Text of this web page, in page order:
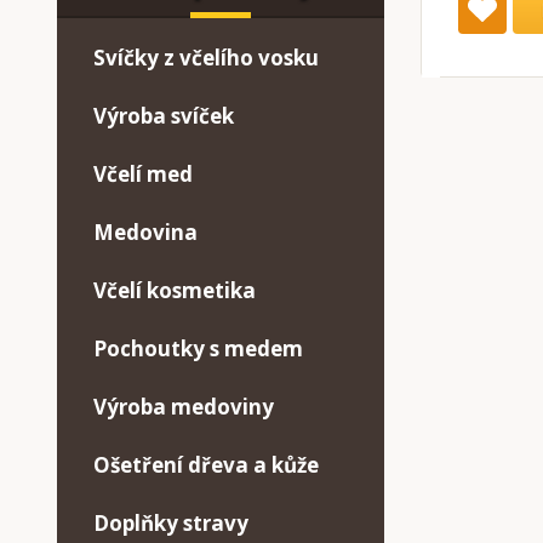
Svíčky z včelího vosku
Výroba svíček
Včelí med
Medovina
Včelí kosmetika
Pochoutky s medem
Výroba medoviny
Ošetření dřeva a kůže
Doplňky stravy